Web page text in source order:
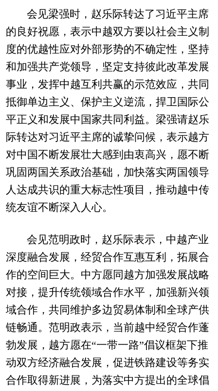
会见梁强时，赵乐际转达了习近平主席
的良好祝愿，表示中越双方要以社会主义制
度的优越性应对外部形势的不确定性，坚持
和加强共产党领导，坚定支持彼此改革发展
事业，发挥中越互利共赢的示范效应，共同
抵御单边主义、保护主义逆流，捍卫国际公
平正义和发展中国家共同利益。梁强请赵乐
际转达对习近平主席的诚挚问候，表示越方
对中国不断发展壮大感到由衷高兴，愿不断
巩固两国关系政治基础，加快落实两国领导
人达成共识的重大标志性项目，推动越中传
统友谊不断深入人心。
会见范明政时，赵乐际表示，中越产业
深度融合发展，经贸合作互惠互利，拓展合
作的空间巨大。中方愿同越方加强发展战略
对接，提升传统领域合作水平，加强新兴领
域合作，共同维护多边贸易体制和全球产供
链畅通。范明政表示，当前越中经贸合作蓬
勃发展，越方愿在“一带一路”倡议框架下推
动双方经济融合发展，促进铁路建设等务实
合作取得新进展，为落实中方提出的全球倡